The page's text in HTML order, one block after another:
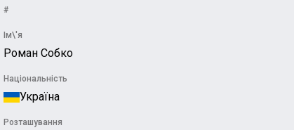
#
Ім\'я
Роман Собко
Національність
Україна
Розташування